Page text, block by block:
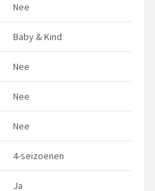
Nee
Baby & Kind
Nee
Nee
Nee
4-seizoenen
Ja